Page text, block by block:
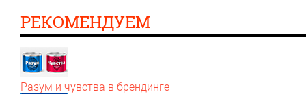
РЕКОМЕНДУЕМ
Разум и чувства в брендинге